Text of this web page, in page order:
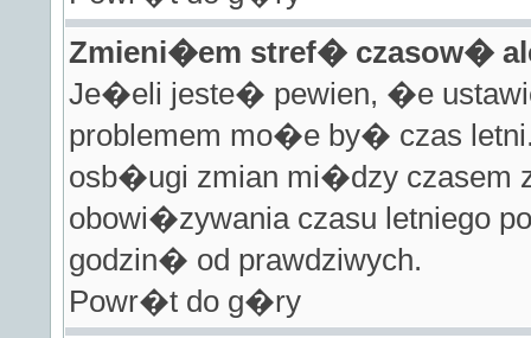
Zmieni�em stref� czasow�
Je�eli jeste� pewien, �e
problemem mo�e by� czas
osb�ugi zmian mi�dzy czasem
obowi�zywania czasu letniego
godzin� od prawdziwych.
Powr�t do g�ry